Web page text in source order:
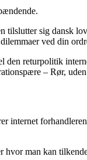
tilslutter sig dansk
ved din
den returpolitik
– Rør,
internet
man kan